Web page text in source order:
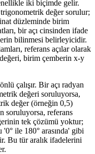
iki biçimde gelir.
değer sorulur;
düzleminde birim
bir açı cinsinden ifade
bilinmesi belirleyicidir.
referans açılar olarak
birim çemberin x-y
çalışır. Bir açı radyan
değeri soruluyorsa,
değer (örneğin 0,5)
soruluyorsa, referans
tek çözümü yoktur;
ile 180° arasında' gibi
Bu tür aralık ifadelerini